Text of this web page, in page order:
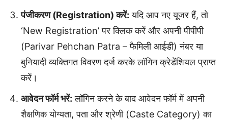
पंजीकरण (Registration) करें: यदि आप नए यूजर हैं, तो
‘New Registration’ पर क्लिक करें और अपनी पीपीपी
(Parivar Pehchan Patra – फैमिली आईडी) नंबर या
बुनियादी व्यक्तिगत विवरण दर्ज करके लॉगिन क्रेडेंशियल प्राप्त
करें।
आवेदन फॉर्म भरें: लॉगिन करने के बाद आवेदन फॉर्म में अपनी
शैक्षणिक योग्यता, पता और श्रेणी (Caste Category) का